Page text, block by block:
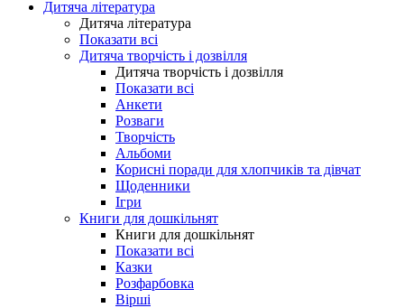
Дитяча література
Дитяча література
Показати всі
Дитяча творчість і дозвілля
Дитяча творчість і дозвілля
Показати всі
Анкети
Розваги
Творчість
Альбоми
Корисні поради для хлопчиків та дівчат
Щоденники
Ігри
Книги для дошкільнят
Книги для дошкільнят
Показати всі
Казки
Розфарбовка
Вірші